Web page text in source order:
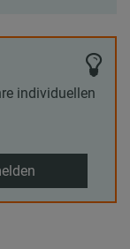
individuellen